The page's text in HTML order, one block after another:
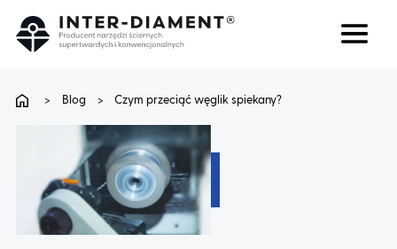
PRODUKTY
> Blog > Czym przeciąć węglik spiekany?